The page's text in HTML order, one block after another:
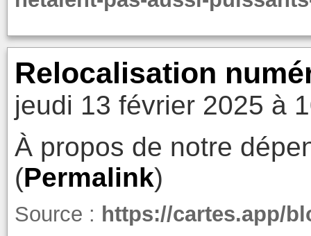
Relocalisation
jeudi 13 février 2025 à
À propos de notre
(Permalink)
Source : https://cartes.app/